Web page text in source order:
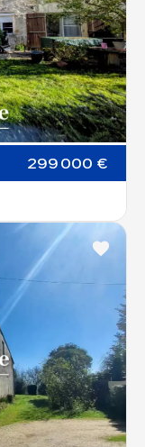
299 000 €